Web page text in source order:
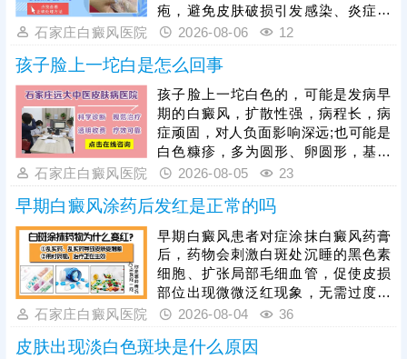
疱，避免皮肤破损引发感染、炎症，
加重皮肤损伤，甚至诱发白斑扩散、
对症处理，做好创面防护与修复，为
规避该问题，光疗必须由经验丰富的
医生操作，根据患者肤质、白斑部位
及皮肤耐受情况，制定个性化照射剂
量与频次。同时要做好光疗后皮肤护
理，治疗后皮肤屏障脆弱，需严格规
避阳光暴晒，防止二次损伤诱发水
疱、红肿，坚持科
石家庄白癜风医院 2026-08-06 12
孩子脸上一坨白是怎么回事
孩子脸上一坨白色的，可能是发病早
期的白癜风，扩散性强，病程长，病
症顽固，对人负面影响深远;也可能是
白色糠疹，多为圆形、卵圆形，基本
可自行消退，影响不大。可以结合伍
德灯、三维皮肤ct白斑专项检查诊
断，分析白斑是什么、怎么形成的;诊
断清楚再进行针对性治疗，一人一
方，加强护理保健，助力皮肤颜色还
原。
石家庄白癜风医院 2026-08-05 23
早期白癜风涂药后发红是正常的吗
早期白癜风患者对症涂抹白癜风药膏
后，药物会刺激白斑处沉睡的黑色素
细胞、扩张局部毛细血管，促使皮损
部位出现微微泛红现象，无需过度担
心。若用药后皮肤发红严重，伴随明
等症状，则属于异常情况，多由药物
石家庄白癜风医院 2026-08-04 36
皮肤出现淡白色斑块是什么原因